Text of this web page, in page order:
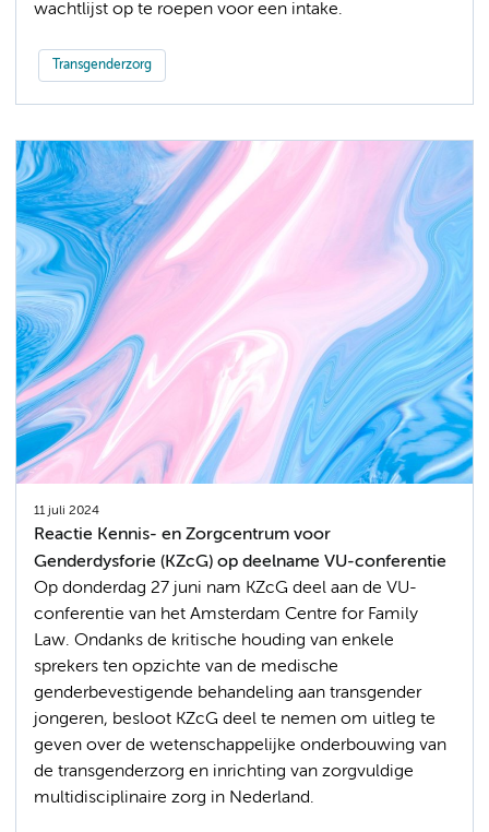
wachtlijst op te roepen voor een intake.
Transgenderzorg
11 juli 2024
Reactie Kennis- en Zorgcentrum voor
Genderdysforie (KZcG) op deelname VU-conferentie
Op donderdag 27 juni nam KZcG deel aan de VU-
conferentie van het Amsterdam Centre for Family
Law. Ondanks de kritische houding van enkele
sprekers ten opzichte van de medische
genderbevestigende behandeling aan transgender
jongeren, besloot KZcG deel te nemen om uitleg te
geven over de wetenschappelijke onderbouwing van
de transgenderzorg en inrichting van zorgvuldige
multidisciplinaire zorg in Nederland.